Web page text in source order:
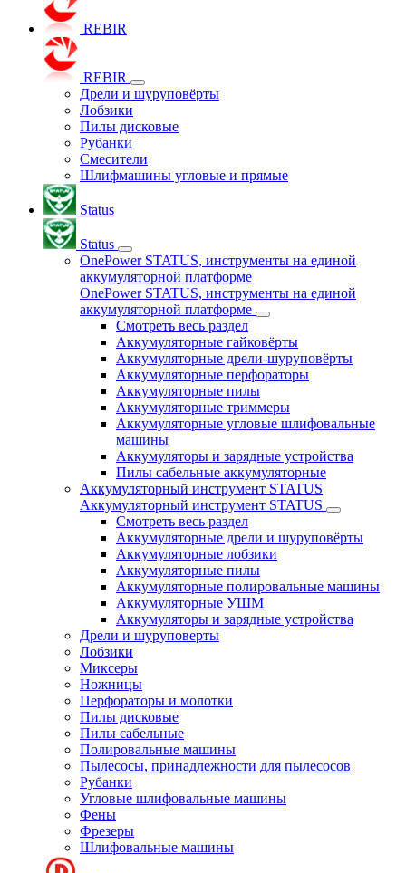
REBIR
REBIR
Дрели и шуруповёрты
Лобзики
Пилы дисковые
Рубанки
Смесители
Шлифмашины угловые и прямые
Status
Status
OnePower STATUS, инструменты на единой
аккумуляторной платформе
OnePower STATUS, инструменты на единой
аккумуляторной платформе
Смотреть весь раздел
Аккумуляторные гайковёрты
Аккумуляторные дрели-шуруповёрты
Аккумуляторные перфораторы
Аккумуляторные пилы
Аккумуляторные триммеры
Аккумуляторные угловые шлифовальные
машины
Аккумуляторы и зарядные устройства
Пилы сабельные аккумуляторные
Аккумуляторный инструмент STATUS
Аккумуляторный инструмент STATUS
Смотреть весь раздел
Аккумуляторные дрели и шуруповёрты
Аккумуляторные лобзики
Аккумуляторные пилы
Аккумуляторные полировальные машины
Аккумуляторные УШМ
Аккумуляторы и зарядные устройства
Дрели и шуруповерты
Лобзики
Миксеры
Ножницы
Перфораторы и молотки
Пилы дисковые
Пилы сабельные
Полировальные машины
Пылесосы, принадлежности для пылесосов
Рубанки
Угловые шлифовальные машины
Фены
Фрезеры
Шлифовальные машины